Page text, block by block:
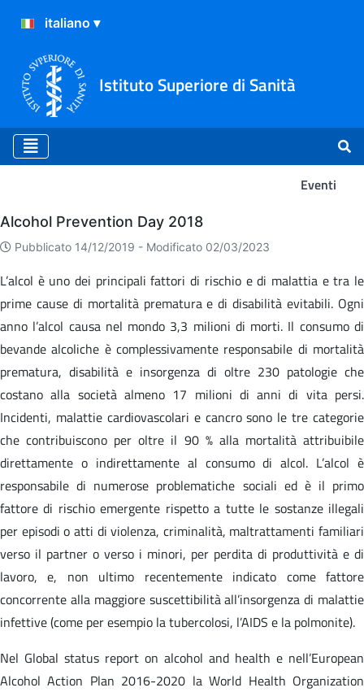
Istituto Superiore di Sanità
Eventi
Eventi
Alcohol Prevention Day 2018
Pubblicato 14/12/2019 - Modificato 02/03/2023
L’alcol è uno dei principali fattori di rischio e di malattia e tra le
prime cause di mortalità prematura e di disabilità evitabili. Ogni
anno l’alcol causa nel mondo 3,3 milioni di morti. Il consumo di
bevande alcoliche è complessivamente responsabile di mortalità
prematura, disabilità e insorgenza di oltre 230 patologie che
costano alla società almeno 17 milioni di anni di vita persi.
Incidenti, malattie cardiovascolari e cancro sono le tre categorie
che contribuiscono per oltre il 90 % alla mortalità attribuibile
direttamente o indirettamente al consumo di alcol. L’alcol è
responsabile di numerose problematiche sociali ed è il primo
fattore di rischio emergente rispetto a tutte le sostanze illegali
per episodi o atti di violenza, criminalità, maltrattamenti familiari
verso il partner o verso i minori, per perdita di produttività e di
lavoro, e, non ultimo recentemente indicato come fattore
concorrente alla maggiore suscettibilità all’insorgenza di malattie
infettive (come per esempio la tubercolosi, l’AIDS e la polmonite).
Nel Global status report on alcohol and health e nell’European
Alcohol Action Plan 2016-2020 la World Health Organization